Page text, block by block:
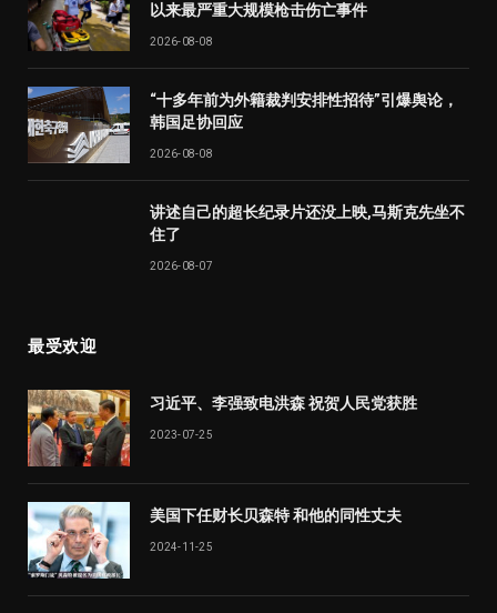
以来最严重大规模枪击伤亡事件
2026-08-08
“十多年前为外籍裁判安排性招待”引爆舆论，
韩国足协回应
2026-08-08
讲述自己的超长纪录片还没上映,马斯克先坐不
住了
2026-08-07
最受欢迎
习近平、李强致电洪森 祝贺人民党获胜
2023-07-25
美国下任财长贝森特 和他的同性丈夫
2024-11-25